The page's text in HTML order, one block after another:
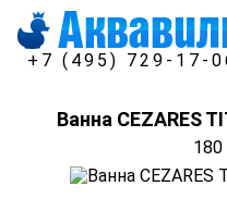
+7 (495) 729-17-
Ванна CEZARES
180